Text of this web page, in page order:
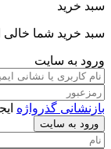
سبد خرید
سبد خرید شما
ورود به سایت
بازنشانی گذرواژه
ورود به سایت